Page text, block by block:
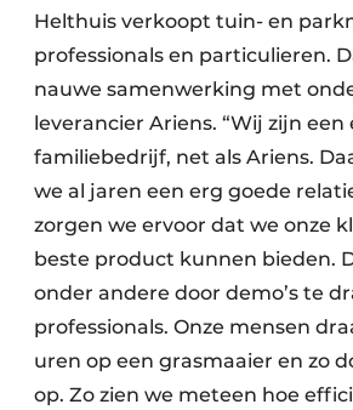
Helthuis verkoopt tuin- en
professionals en particulieren.
nauwe samenwerking met
leverancier Ariens. “Wij zijn een
familiebedrijf, net als Ariens.
we al jaren een erg goede
zorgen we ervoor dat we onze
beste product kunnen bieden.
onder andere door demo’s te
professionals. Onze mensen
uren op een grasmaaier en zo
op. Zo zien we meteen hoe